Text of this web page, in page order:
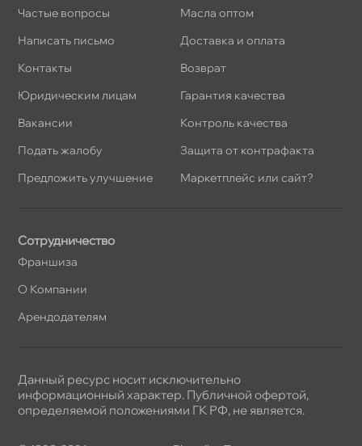
Частые вопросы
Написать письмо
Контакты
Юридическим лицам
акансии
Подать жалобу
Предложить улучшение
Масла оптом
Доставка и оплата
озврат
Гарантия качества
Контроль качества
Защита от контрафакта
Маркетплейс или сайт?
Сотрудничество
Франшиза
О Компании
Арендодателям
Данный ресурс носит исключительно
информационный характер. Публичной офертой,
определяемой положениями ГК РФ, не является.